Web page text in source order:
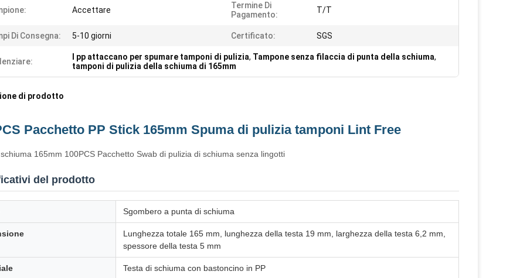
Accettare
Termine Di
Pagamento:
T/T
Di Consegna: 5-10 giorni Certificato: SGS
I pp attaccano per spumare tamponi di pulizia, Tampone senza filaccia di punta della schiuma,
tamponi di pulizia della schiuma di 165mm
di prodotto
Pacchetto PP Stick 165mm Spuma di pulizia tamponi Lint Free
165mm 100PCS Pacchetto Swab di pulizia di schiuma senza lingotti
del prodotto
Sgombero a punta di schiuma
Lunghezza totale 165 mm, lunghezza della testa 19 mm, larghezza della testa 6,2 mm,
spessore della testa 5 mm
Testa di schiuma con bastoncino in PP